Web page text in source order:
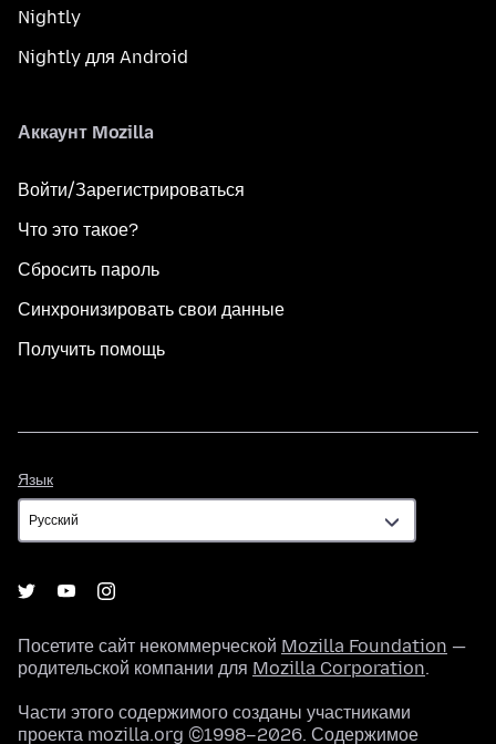
Nightly
Nightly для Android
Аккаунт Mozilla
Войти/Зарегистрироваться
Что это такое?
Сбросить пароль
Синхронизировать свои данные
Получить помощь
Язык
Посетите сайт некоммерческой Mozilla Foundation —
родительской компании для Mozilla Corporation.
Части этого содержимого созданы участниками
проекта mozilla.org ©1998–2026. Содержимое